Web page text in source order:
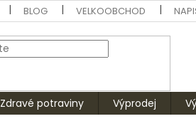
BLOG VELKOOBCHOD
Zdravé potraviny Výprodej